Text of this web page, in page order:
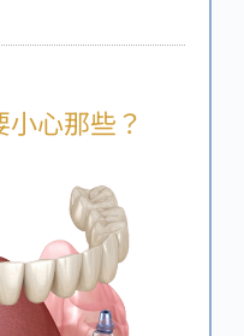
心那些？